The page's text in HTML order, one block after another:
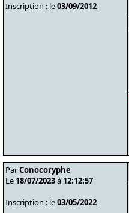
Inscription : le03/09/2012
ParConocoryphe
Le 18/07/2023à 12:12:57
Inscription : le03/05/2022